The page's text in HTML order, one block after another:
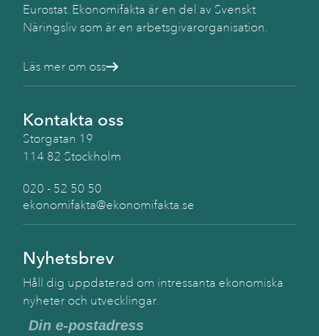
Eurostat. Ekonomifakta är en del av Svenskt
Näringsliv som är en arbetsgivarorganisation.
Läs mer om oss
Kontakta oss
Storgatan 19
114 82 Stockholm
020 - 52 50 50
ekonomifakta@ekonomifakta.se
Nyhetsbrev
Håll dig uppdaterad om intressanta ekonomiska
nyheter och utvecklingar.